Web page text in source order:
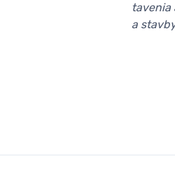
tavenia
a